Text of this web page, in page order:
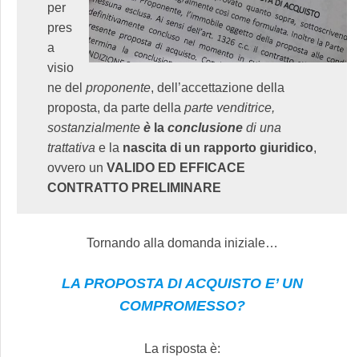
per
pres
a
visio
ne del proponente, dell’accettazione della
proposta, da parte della parte venditrice,
sostanzialmente è la conclusione di una
trattativa e la nascita di un rapporto giuridico,
ovvero un VALIDO ED EFFICACE
CONTRATTO PRELIMINARE
Tornando alla domanda iniziale…
LA PROPOSTA DI ACQUISTO E’ UN
COMPROMESSO?
La risposta è: